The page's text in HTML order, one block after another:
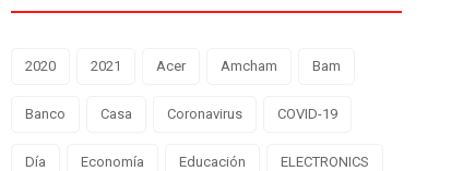
2020 2021 Acer Amcham Bam
Banco Casa Coronavirus COVID-19
Día Economía Educación ELECTRONICS